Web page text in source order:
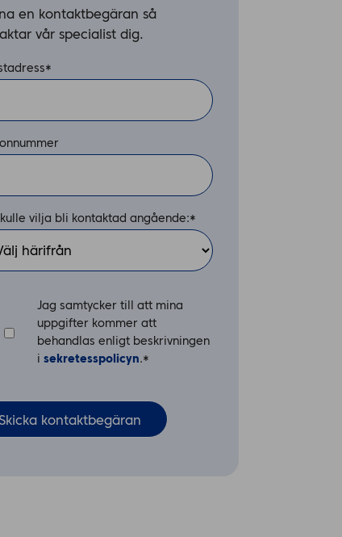
en kontaktbegäran så
vår specialist dig.
*
vilja bli kontaktad angående:*
Jag samtycker till att mina
uppgifter kommer att
behandlas enligt beskrivningen
isekretesspolicyn.*